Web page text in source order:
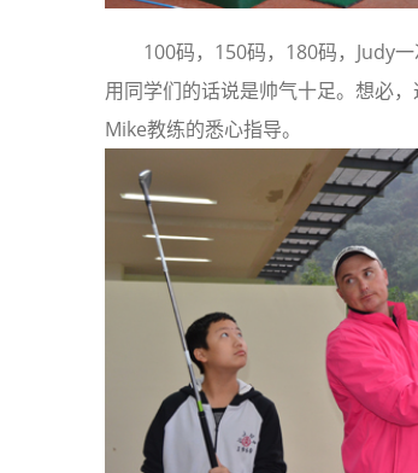
100码，150码，180码，Judy
用同学们的话说是帅气十足。想必
Mike教练的悉心指导。